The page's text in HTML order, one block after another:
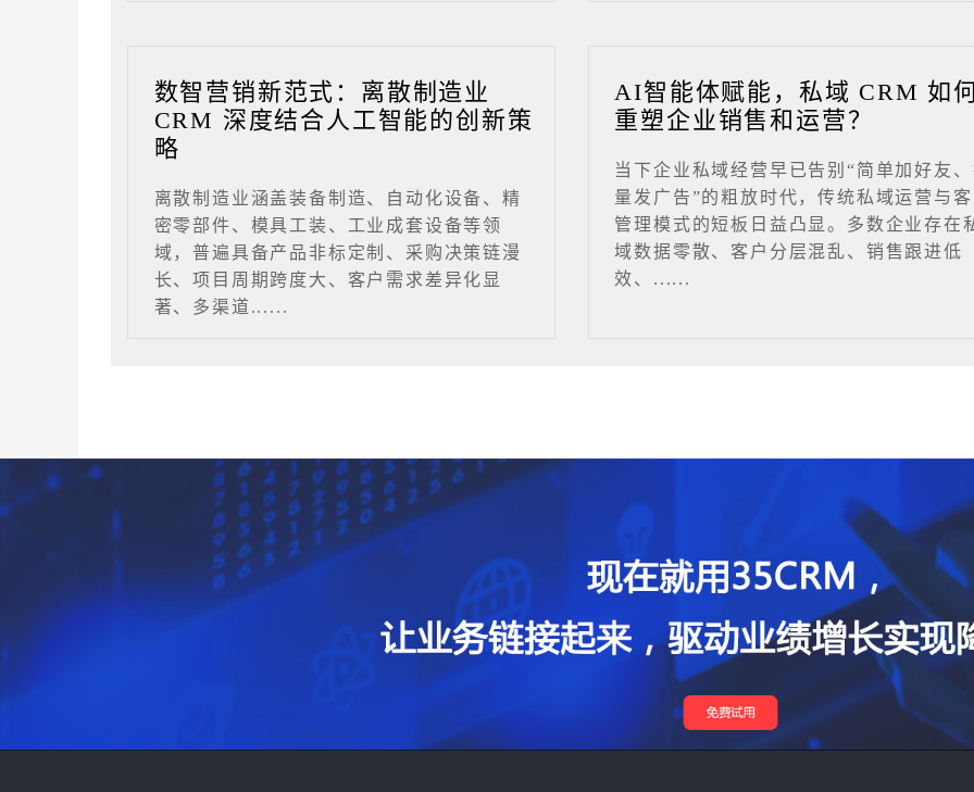
数智营销新范式：离散制造业
CRM 深度结合人工智能的创新策
略
离散制造业涵盖装备制造、自动化设备、精
密零部件、模具工装、工业成套设备等领
域，普遍具备产品非标定制、采购决策链漫
长、项目周期跨度大、客户需求差异化显
著、多渠道......
AI智能体赋能，私域 CRM 如
重塑企业销售和运营？
当下企业私域经营早已告别“简单加好友
量发广告”的粗放时代，传统私域运营与客
管理模式的短板日益凸显。多数企业存在
域数据零散、客户分层混乱、销售跟进低
效、......